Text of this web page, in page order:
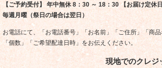
【ご予約受付】 年中無休 8：30 ～ 18：30 【お届け定休
毎週月曜（祭日の場合は翌日）
お電話にて、「お電話番号」「お名前」「ご住所」「商品
「個数」「ご希望配達日時」をお伝えください。
現地でのクレジ